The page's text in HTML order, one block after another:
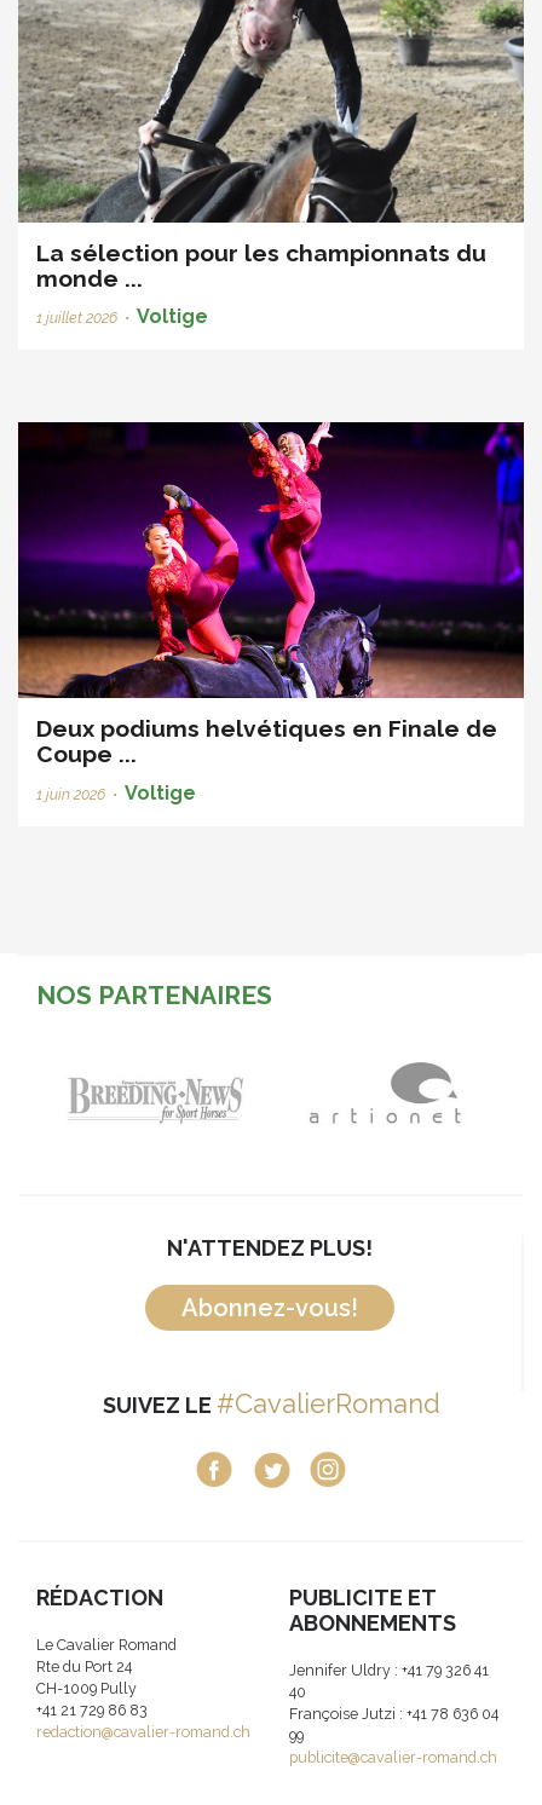
La sélection pour les championnats du
monde ...
1 juillet 2026 • Voltige
Deux podiums helvétiques en Finale de
Coupe ...
1 juin 2026 • Voltige
NOS PARTENAIRES
N'ATTENDEZ PLUS!
Abonnez-vous!
SUIVEZ LE #CavalierRomand
RÉDACTION
Le Cavalier Romand
Rte du Port 24
CH-1009 Pully
+41 21 729 86 83
redaction@cavalier-romand.ch
PUBLICITE ET
ABONNEMENTS
Jennifer Uldry : +41 79 326 41
40
Françoise Jutzi : +41 78 636 04
99
publicite@cavalier-romand.ch